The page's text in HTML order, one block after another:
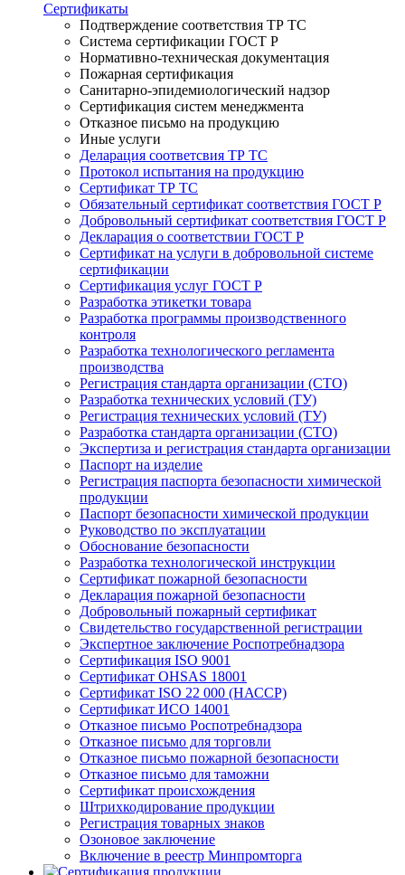
Сертификаты
Подтверждение соответствия ТР ТС
Система сертификации ГОСТ Р
Нормативно-техническая документация
Пожарная сертификация
Санитарно-эпидемиологический надзор
Сертификация систем менеджмента
Отказное письмо на продукцию
Иные услуги
Деларация соответсвия ТР ТС
Протокол испытания на продукцию
Сертификат ТР ТС
Обязательный сертификат соответствия ГОСТ Р
Добровольный сертификат соответствия ГОСТ Р
Декларация о соответствии ГОСТ Р
Сертификат на услуги в добровольной системе
сертификации
Сертификация услуг ГОСТ Р
Разработка этикетки товара
Разработка программы производственного
контроля
Разработка технологического регламента
производства
Регистрация стандарта организации (СТО)
Разработка технических условий (ТУ)
Регистрация технических условий (ТУ)
Разработка стандарта организации (СТО)
Экспертиза и регистрация стандарта организации
Паспорт на изделие
Регистрация паспорта безопасности химической
продукции
Паспорт безопасности химической продукции
Руководство по эксплуатации
Обоснование безопасности
Разработка технологической инструкции
Сертификат пожарной безопасности
Декларация пожарной безопасности
Добровольный пожарный сертификат
Свидетельство государственной регистрации
Экспертное заключение Роспотребнадзора
Сертификация ISO 9001
Сертификат OHSAS 18001
Сертификат ISO 22 000 (НАССР)
Сертификат ИСО 14001
Отказное письмо Роспотребнадзора
Отказное письмо для торговли
Отказное письмо пожарной безопасности
Отказное письмо для таможни
Сертификат происхождения
Штрихкодирование продукции
Регистрация товарных знаков
Озоновое заключение
Включение в реестр Минпромторга